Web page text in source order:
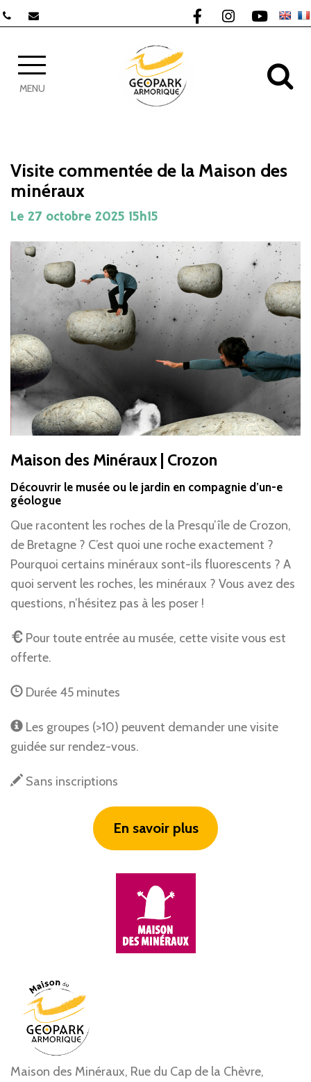
Lien vers le compte
Lien vers le
Lien vers
MENU
Visite commentée de la Maison des
minéraux
Le 27 octobre 2025 15h15
Maison des Minéraux | Crozon
Découvrir le musée ou le jardin en compagnie d’un-e
géologue
Que racontent les roches de la Presqu’île de Crozon,
de Bretagne ? C’est quoi une roche exactement ?
Pourquoi certains minéraux sont-ils fluorescents ? A
quoi servent les roches, les minéraux ? Vous avez des
questions, n’hésitez pas à les poser !
Pour toute entrée au musée, cette visite vous est
offerte.
Durée 45 minutes
Les groupes (>10) peuvent demander une visite
guidée sur rendez-vous.
Sans inscriptions
En savoir plus
Maison des Minéraux, Rue du Cap de la Chèvre,